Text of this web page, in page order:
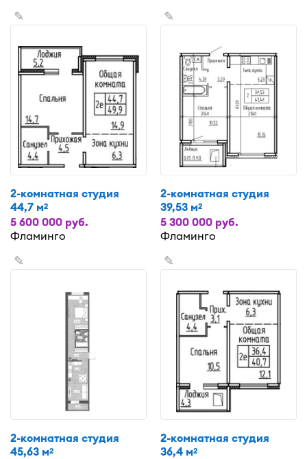
✎
2-комнатная студия
44,7 м2
5 600 000 руб.
Фламинго
✎
2-комнатная студия
39,53 м2
5 300 000 руб.
Фламинго
✎
2-комнатная студия
45,63 м2
✎
2-комнатная студия
36,4 м2